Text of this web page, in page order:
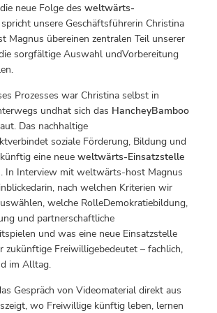
neue Folge des weltwärts-
unsere Geschäftsführerin Christina
Magnus übereinen zentralen Teil unserer
sorgfältige Auswahl undVorbereitung
Prozesses war Christina selbst in
undhat sich das HancheyBamboo
Das nachhaltige
soziale Förderung, Bildung und
eine neue weltwärts-Einsatzstelle
In Interview mit weltwärts-host Magnus
nach welchen Kriterien wir
welche RolleDemokratiebildung,
und partnerschaftliche
und was eine neue Einsatzstelle
zukünftige Freiwilligebedeutet – fachlich,
im Alltag.
Gespräch von Videomaterial direkt aus
wo Freiwillige künftig leben, lernen